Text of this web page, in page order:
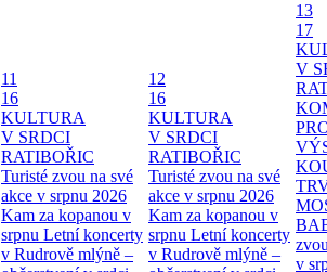
11
16
KULTURA
V SRDCI
RATIBOŘIC
Turisté zvou na své
akce v srpnu 2026
Kam za kopanou v
srpnu Letní koncerty
v Rudrově mlýně –
12
16
KULTURA
V SRDCI
RATIBOŘIC
Turisté zvou na své
akce v srpnu 2026
Kam za kopanou v
srpnu Letní koncerty
v Rudrově mlýně –
13
17
V
v